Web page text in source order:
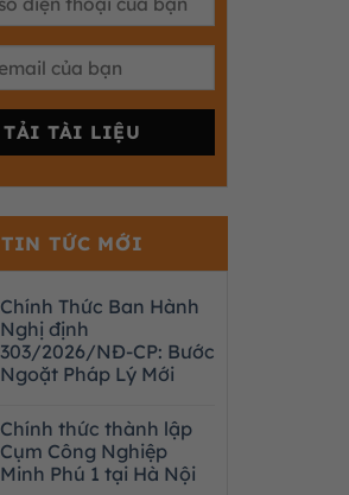
TIN TỨC MỚI
Chính Thức Ban Hành
Nghị định
303/2026/NĐ-CP: Bước
Ngoặt Pháp Lý Mới
Chính thức thành lập
Cụm Công Nghiệp
Minh Phú 1 tại Hà Nội